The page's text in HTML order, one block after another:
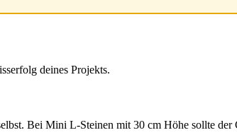
deines Projekts.
Bei Mini L-Steinen mit 30 cm Höhe sollte der